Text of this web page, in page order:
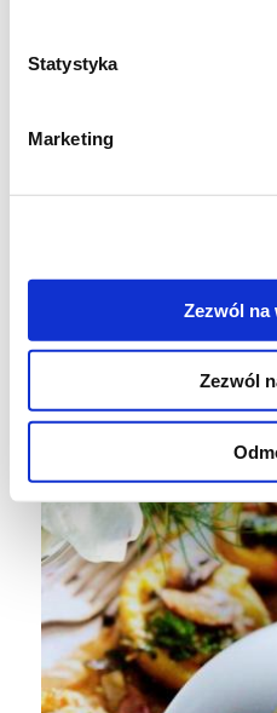
Statystyka
Marketing
Zezwól na
Zezwól
* duże jajko – 1 szt
* mąka pszenna – ok.
* kwaśna śmietana
* wędzony łosoś